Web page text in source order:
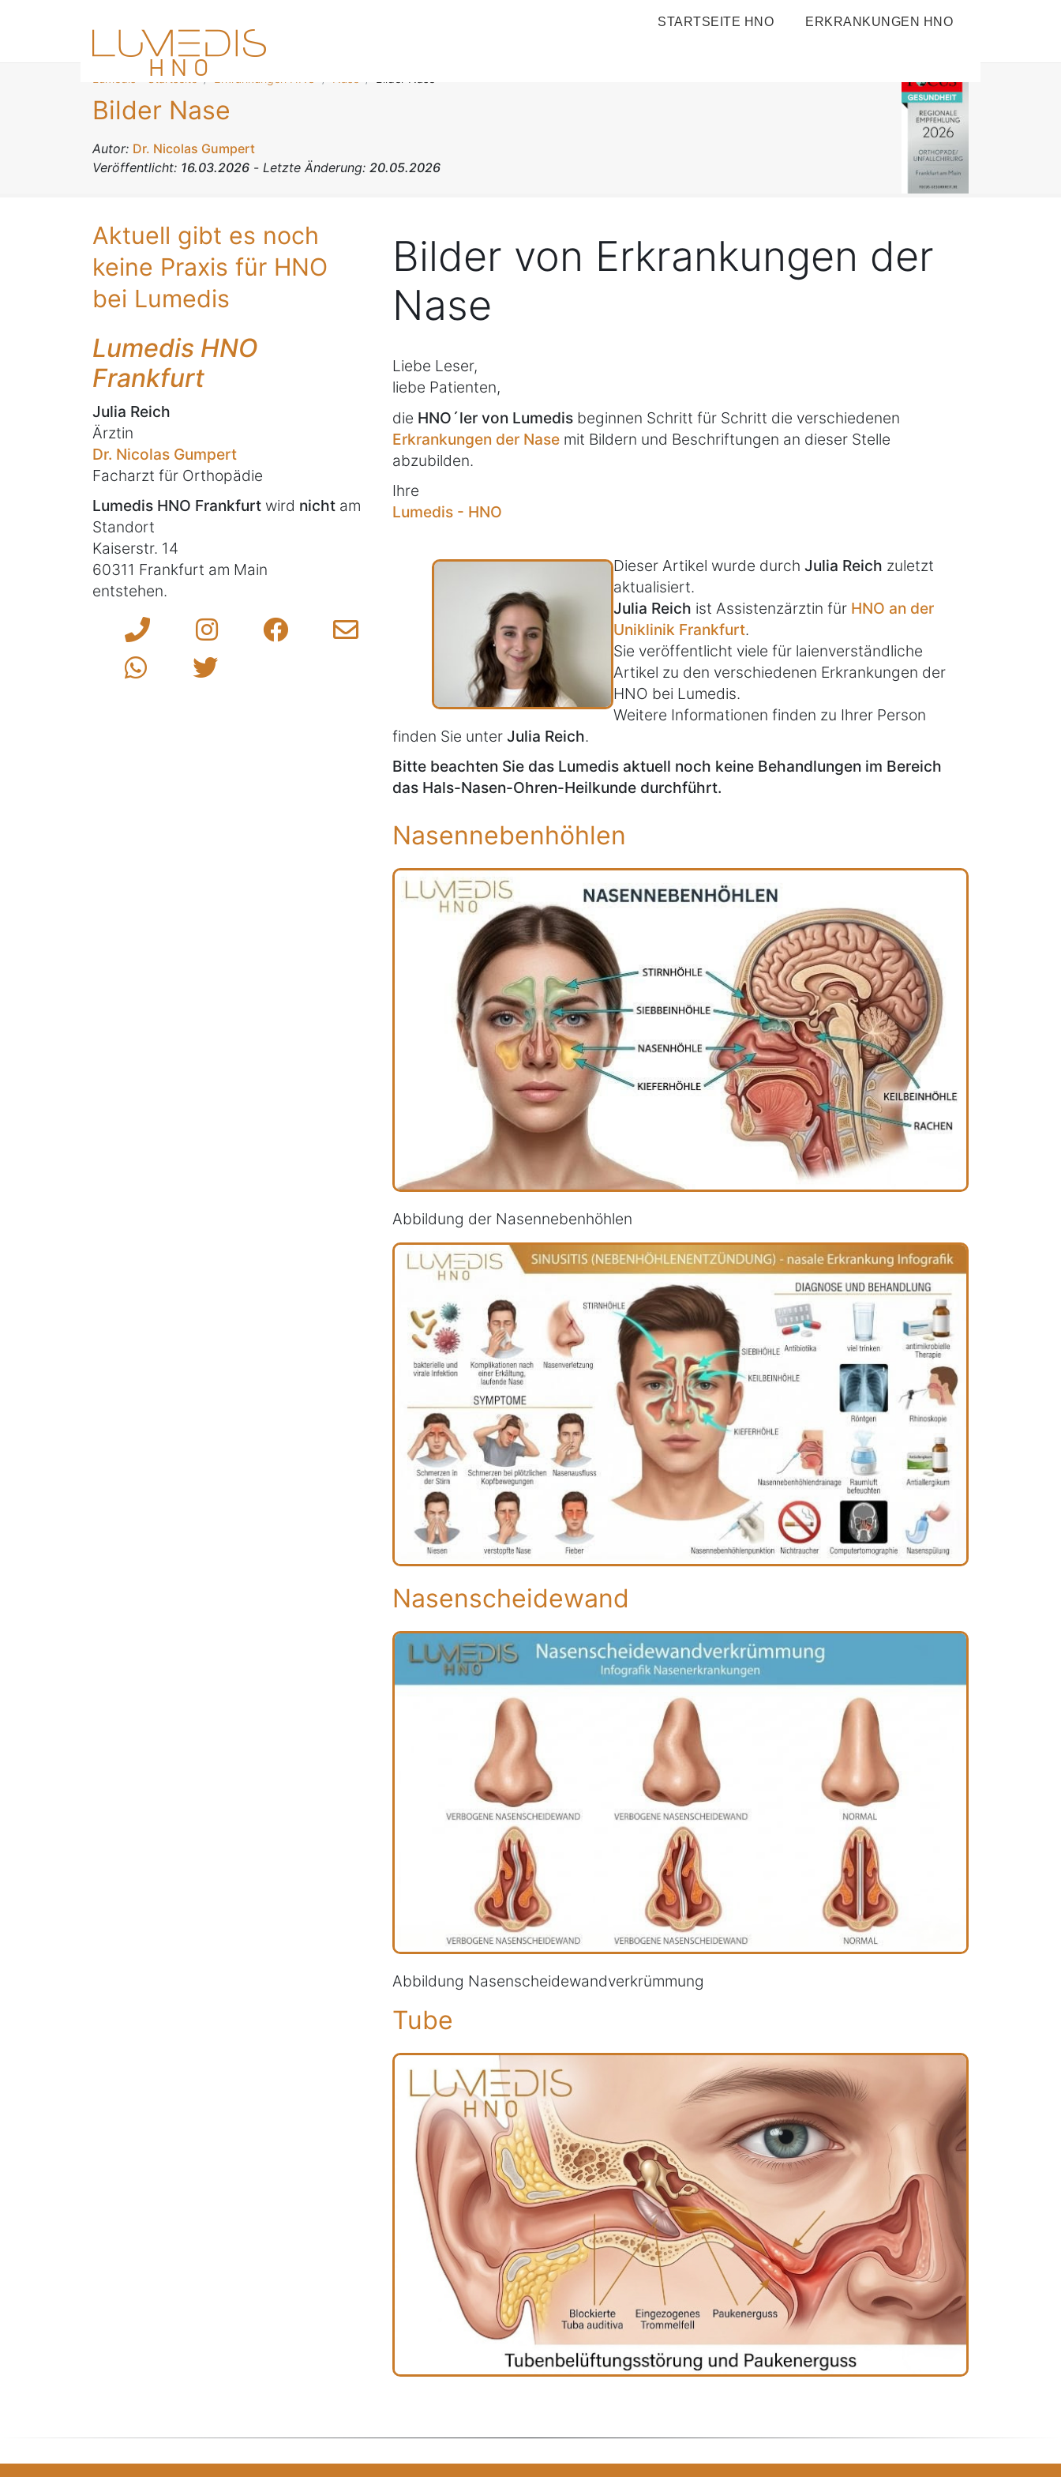
STARTSEITE HNO ERKRANKUNGEN HNO
Lumedis - Startseite
Bilder Nase
Autor: Dr. Nicolas Gumpert
Veröffentlicht: 16.03.2026 - Letzte Änderung: 20.05.2026
Aktuell gibt es noch
keine Praxis für HNO
bei Lumedis
Lumedis HNO
Frankfurt
Julia Reich
Ärztin
Dr. Nicolas Gumpert
Facharzt für Orthopädie
Lumedis HNO Frankfurt wird nicht am
Standort
Kaiserstr. 14
60311 Frankfurt am Main
entstehen.
Bilder von Erkrankungen der
Nase
Liebe Leser,
liebe Patienten,
die HNO´ler von Lumedis beginnen Schritt für Schritt die verschiedenen
Erkrankungen der Nase mit Bildern und Beschriftungen an dieser Stelle
abzubilden.
Ihre
Lumedis - HNO
Dieser Artikel wurde durch Julia Reich zuletzt
aktualisiert.
Julia Reich ist Assistenzärztin für HNO an der
Uniklinik Frankfurt.
Sie veröffentlicht viele für laienverständliche
Artikel zu den verschiedenen Erkrankungen der
HNO bei Lumedis.
Weitere Informationen finden zu Ihrer Person
finden Sie unter Julia Reich.
Bitte beachten Sie das Lumedis aktuell noch keine Behandlungen im Bereich
das Hals-Nasen-Ohren-Heilkunde durchführt.
Nasennebenhöhlen
Abbildung der Nasennebenhöhlen
Nasenscheidewand
Abbildung Nasenscheidewandverkrümmung
Tube